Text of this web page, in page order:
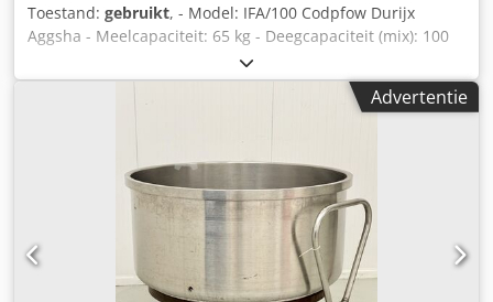
Toestand: gebruikt, - Model: IFA/100 Codpfow Durijx
Aggsha - Meelcapaciteit: 65 kg - Deegcapaciteit (mix): 100
kg - Kuipinhoud: 145 liter - Vermogen: 5,7 kW - Afmetingen
(B x D x H): 75 x 120 x 152 cm - Gewicht: 480 kg - Frame:
zwaar uitgevoerde stalen constructie, gemonteerd op
kolom en beveiligingsrek: roestvrij staal De gebruikte IFA
100 spiraalmenger met vaste kuip is een professionele
machine, ontwikkeld voor ambachtelijke bakkers en
banketbakkers die hoge eisen stellen aan prestaties,
duurzaamheid en kostenefficiëntie. Vervaardigd door
ALDEGHERI FORNI, staat deze mixer bekend om Italiaanse
Advertentie